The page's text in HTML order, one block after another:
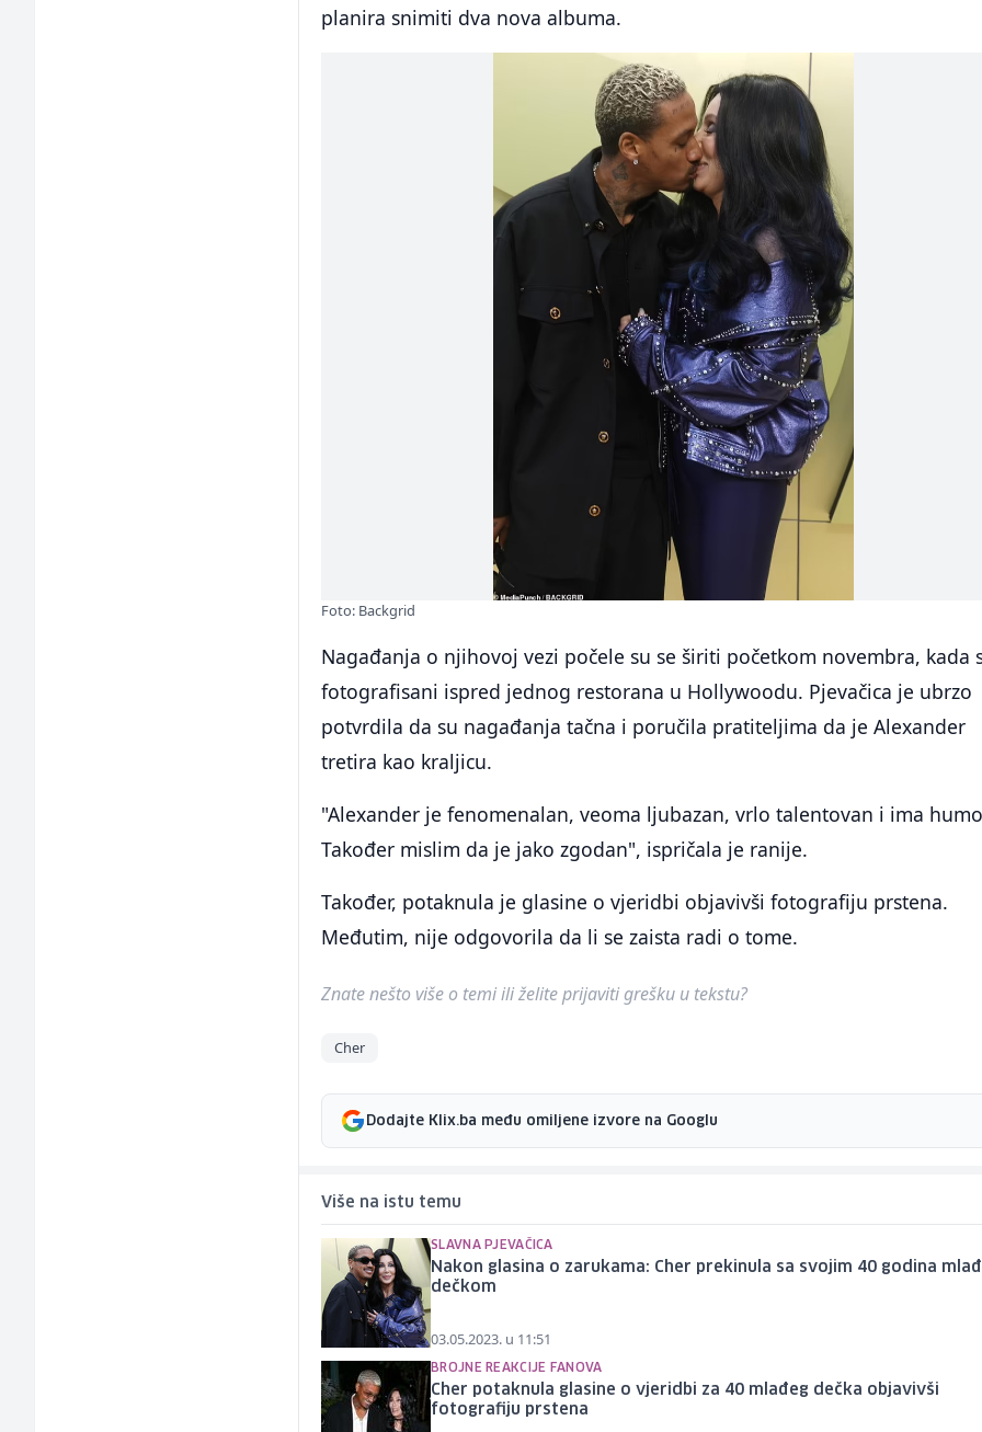
planira snimiti dva nova albuma.
Foto: Backgrid
Nagađanja o njihovoj vezi počele su se širiti početkom novembra, kada
fotografisani ispred jednog restorana u Hollywoodu. Pjevačica je ubrzo
potvrdila da su nagađanja tačna i poručila pratiteljima da je Alexander
tretira kao kraljicu.
"Alexander je fenomenalan, veoma ljubazan, vrlo talentovan i ima
Također mislim da je jako zgodan", ispričala je ranije.
Također, potaknula je glasine o vjeridbi objavivši fotografiju prstena.
Međutim, nije odgovorila da li se zaista radi o tome.
Znate nešto više o temi ili želite prijaviti grešku u tekstu?
Cher
Dodajte Klix.ba među omiljene izvore na Googlu
Više na istu temu
SLAVNA PJEVAČICA
Nakon glasina o zarukama: Cher prekinula sa svojim 40 godina
dečkom
03.05.2023. u 11:51
BROJNE REAKCIJE FANOVA
Cher potaknula glasine o vjeridbi za 40 mlađeg dečka objavivši
fotografiju prstena